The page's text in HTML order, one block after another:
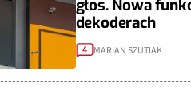
głos. Nowa
dekoderach
4 MARIAN SZUTIAK